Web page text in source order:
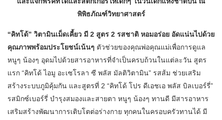
พิพิธภัณฑ์วิทยาศาสตร์
“คิทโด้” วิตามินเม็ดเคี้ยว มี 2 สูตร 2 รสชาติ หอมอร่อย อัดแน่นไปด้วย
คุณภาพพร้อมประโยชน์เน้นๆ ตัวช่วยของคุณพ่อคุณแม่เพื่อการดูแล
หนูๆ น้องๆ อุดมไปด้วยสารอาหารที่จำเป็นครบถ้วนในแต่ละวัน สูตร
แรก “คิทโด้ ไอมู อะเซโรลา ซี พลัส มัลติวิตามิน” รสส้ม ช่วยเสริม
สร้างระบบภูมิคุ้มกัน และสูตรที่ 2 “คิทโด้ โปร ดีเอชเอ พลัส บิลเบอร์รี่”
รสมิกซ์เบอร์รี่ บำรุงสมองและสายตา หนูๆ น้องๆ ทานดี มีสารอาหาร
เสริมสร้างพัฒนาการเติบโตต่อร่างกาย ทุกคนในครอบครัวทานได้ มี